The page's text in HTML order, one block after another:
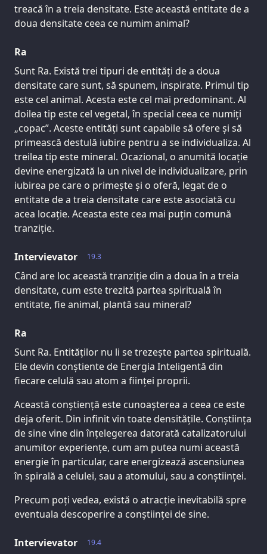
treacă în a treia densitate. Este această entitate de a
doua densitate ceea ce numim animal?
Ra
Sunt Ra. Există trei tipuri de entități de a doua
densitate care sunt, să spunem, inspirate. Primul tip
este cel animal. Acesta este cel mai predominant. Al
doilea tip este cel vegetal, în special ceea ce numiți
„copac”. Aceste entități sunt capabile să ofere și să
primească destulă iubire pentru a se individualiza. Al
treilea tip este mineral. Ocazional, o anumită locație
devine energizată la un nivel de individualizare, prin
iubirea pe care o primește și o oferă, legat de o
entitate de a treia densitate care este asociată cu
acea locație. Aceasta este cea mai puțin comună
tranziție.
19.3
Intervievator
Când are loc această tranziție din a doua în a treia
densitate, cum este trezită partea spirituală în
entitate, fie animal, plantă sau mineral?
Ra
Sunt Ra. Entităților nu li se trezește partea spirituală.
Ele devin conștiente de Energia Inteligentă din
fiecare celulă sau atom a ființei proprii.
Această conștiență este cunoașterea a ceea ce este
deja oferit. Din infinit vin toate densitățile. Conștiința
de sine vine din înțelegerea datorată catalizatorului
anumitor experiențe, cum am putea numi această
energie în particular, care energizează ascensiunea
în spirală a celulei, sau a atomului, sau a conștiinței.
Precum poți vedea, există o atracție inevitabilă spre
eventuala descoperire a conștiinței de sine.
19.4
Intervievator